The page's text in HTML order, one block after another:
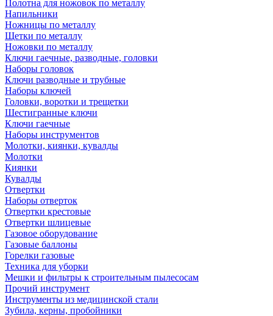
Полотна для ножовок по металлу
Напильники
Ножницы по металлу
Щетки по металлу
Ножовки по металлу
Ключи гаечные, разводные, головки
Наборы головок
Ключи разводные и трубные
Наборы ключей
Головки, воротки и трещетки
Шестигранные ключи
Ключи гаечные
Наборы инструментов
Молотки, киянки, кувалды
Молотки
Киянки
Кувалды
Отвертки
Наборы отверток
Отвертки крестовые
Отвертки шлицевые
Газовое оборудование
Газовые баллоны
Горелки газовые
Техника для уборки
Мешки и фильтры к строительным пылесосам
Прочий инструмент
Инструменты из медицинской стали
Зубила, керны, пробойники